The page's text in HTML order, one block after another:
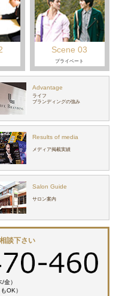
Scene 03
プライベート
Advantage
ライフ
ブランディングの強み
Results of media
メディア掲載実績
Salon Guide
サロン案内
談下さい
金）
OK）